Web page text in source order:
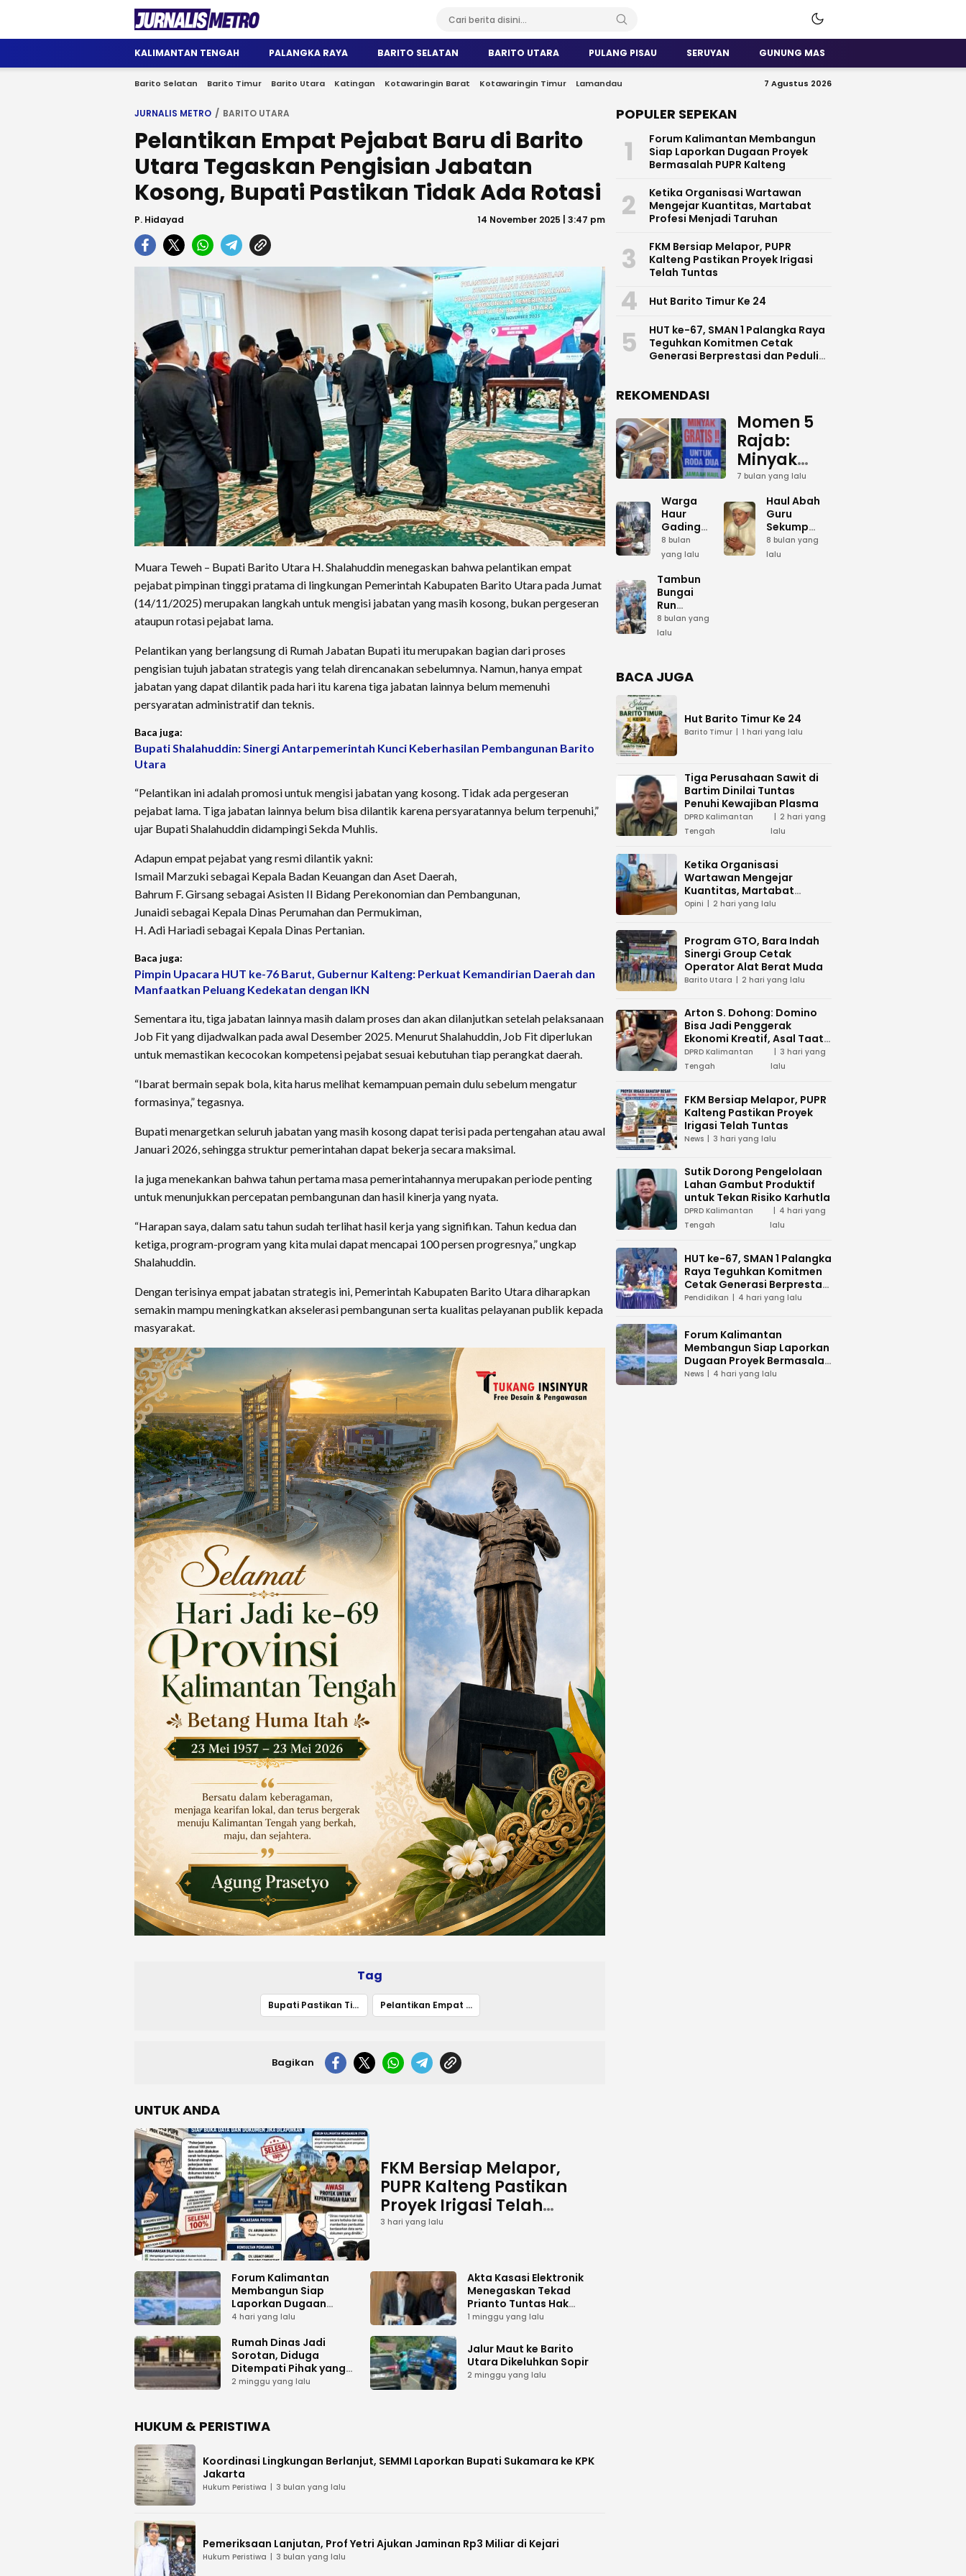
Jurnalis Metro
Satu Wadah Informasi
KALIMANTAN TENGAH PALANGKA RAYA BARITO SELATAN BARITO UTARA PULANG PISAU SERUYAN GUNUNG MAS
Barito Selatan Barito Timur Barito Utara Katingan Kotawaringin Barat Kotawaringin Timur Lamandau 7 Agustus 2026
JURNALIS METRO BARITO UTARA
Pelantikan Empat Pejabat Baru di Barito
Utara Tegaskan Pengisian Jabatan
Kosong, Bupati Pastikan Tidak Ada Rotasi
P. Hidayad 14 November 2025 | 3:47 pm
Muara Teweh – Bupati Barito Utara H. Shalahuddin menegaskan bahwa pelantikan empat
pejabat pimpinan tinggi pratama di lingkungan Pemerintah Kabupaten Barito Utara pada Jumat
(14/11/2025) merupakan langkah untuk mengisi jabatan yang masih kosong, bukan pergeseran
ataupun rotasi pejabat lama.
Pelantikan yang berlangsung di Rumah Jabatan Bupati itu merupakan bagian dari proses
pengisian tujuh jabatan strategis yang telah direncanakan sebelumnya. Namun, hanya empat
jabatan yang dapat dilantik pada hari itu karena tiga jabatan lainnya belum memenuhi
persyaratan administratif dan teknis.
Baca juga:
Bupati Shalahuddin: Sinergi Antarpemerintah Kunci Keberhasilan Pembangunan Barito
Utara
“Pelantikan ini adalah promosi untuk mengisi jabatan yang kosong. Tidak ada pergeseran
pejabat lama. Tiga jabatan lainnya belum bisa dilantik karena persyaratannya belum terpenuhi,”
ujar Bupati Shalahuddin didampingi Sekda Muhlis.
Adapun empat pejabat yang resmi dilantik yakni:
Ismail Marzuki sebagai Kepala Badan Keuangan dan Aset Daerah,
Bahrum F. Girsang sebagai Asisten II Bidang Perekonomian dan Pembangunan,
Junaidi sebagai Kepala Dinas Perumahan dan Permukiman,
H. Adi Hariadi sebagai Kepala Dinas Pertanian.
Baca juga:
Pimpin Upacara HUT ke-76 Barut, Gubernur Kalteng: Perkuat Kemandirian Daerah dan
Manfaatkan Peluang Kedekatan dengan IKN
Sementara itu, tiga jabatan lainnya masih dalam proses dan akan dilanjutkan setelah pelaksanaan
Job Fit yang dijadwalkan pada awal Desember 2025. Menurut Shalahuddin, Job Fit diperlukan
untuk memastikan kecocokan kompetensi pejabat sesuai kebutuhan tiap perangkat daerah.
“Ibarat bermain sepak bola, kita harus melihat kemampuan pemain dulu sebelum mengatur
formasinya,” tegasnya.
Bupati menargetkan seluruh jabatan yang masih kosong dapat terisi pada pertengahan atau awal
Januari 2026, sehingga struktur pemerintahan dapat bekerja secara maksimal.
Ia juga menekankan bahwa tahun pertama masa pemerintahannya merupakan periode penting
untuk menunjukkan percepatan pembangunan dan hasil kinerja yang nyata.
“Harapan saya, dalam satu tahun sudah terlihat hasil kerja yang signifikan. Tahun kedua dan
ketiga, program-program yang kita mulai dapat mencapai 100 persen progresnya,” ungkap
Shalahuddin.
Dengan terisinya empat jabatan strategis ini, Pemerintah Kabupaten Barito Utara diharapkan
semakin mampu meningkatkan akselerasi pembangunan serta kualitas pelayanan publik kepada
masyarakat.
Tag
Bupati Pastikan Tidak Ada Rotasi Pelantikan Empat Pejabat Baru di Barito Utara Tegaskan Pengisian Jabatan Kosong
Bagikan
UNTUK ANDA
FKM Bersiap Melapor,
PUPR Kalteng Pastikan
Proyek Irigasi Telah
Tuntas
3 hari yang lalu
Forum Kalimantan
Membangun Siap
Laporkan Dugaan
Proyek Bermasalah
4 hari yang lalu
Akta Kasasi Elektronik
Menegaskan Tekad
Prianto Tuntas Hak
Lahan ke Mahkamah
1 minggu yang lalu
Rumah Dinas Jadi
Sorotan, Diduga
Ditempati Pihak yang
Tak Berhak
2 minggu yang lalu
Jalur Maut ke Barito
Utara Dikeluhkan Sopir
2 minggu yang lalu
HUKUM & PERISTIWA
Koordinasi Lingkungan Berlanjut, SEMMI Laporkan Bupati Sukamara ke KPK
Jakarta
Hukum Peristiwa 3 bulan yang lalu
Pemeriksaan Lanjutan, Prof Yetri Ajukan Jaminan Rp3 Miliar di Kejari
Hukum Peristiwa 3 bulan yang lalu
POPULER SEPEKAN
1
Forum Kalimantan Membangun
Siap Laporkan Dugaan Proyek
Bermasalah PUPR Kalteng
2
Ketika Organisasi Wartawan
Mengejar Kuantitas, Martabat
Profesi Menjadi Taruhan
3
FKM Bersiap Melapor, PUPR
Kalteng Pastikan Proyek Irigasi
Telah Tuntas
4 Hut Barito Timur Ke 24
5
HUT ke-67, SMAN 1 Palangka Raya
Teguhkan Komitmen Cetak
Generasi Berprestasi dan Peduli
REKOMENDASI
Momen 5
Rajab:
Minyak
Gratis
dan Cinta
yang
Terus
Mengalir
7 bulan yang lalu
Warga
Haur
Gading
Siapkan
Bumbu
Umum
Sambut 5
Rajab di
Sekumpul
8 bulan
yang lalu
Haul Abah
Guru
Sekumpul:
Ketika
Lautan
8 bulan yang
lalu
Tambun
Bungai
Run
Meriahkan
Hari Bela
Juang TNI
AD di
Palangka
Raya
8 bulan yang
lalu
BACA JUGA
Hut Barito Timur Ke 24
Barito Timur 1 hari yang lalu
Tiga Perusahaan Sawit di
Bartim Dinilai Tuntas
Penuhi Kewajiban Plasma
DPRD Kalimantan
Tengah
2 hari yang
lalu
Ketika Organisasi
Wartawan Mengejar
Kuantitas, Martabat
Profesi Menjadi Taruhan
Opini 2 hari yang lalu
Program GTO, Bara Indah
Sinergi Group Cetak
Operator Alat Berat Muda
Barito Utara 2 hari yang lalu
Arton S. Dohong: Domino
Bisa Jadi Penggerak
Ekonomi Kreatif, Asal Taat
Aturan
DPRD Kalimantan
Tengah
3 hari yang
lalu
FKM Bersiap Melapor, PUPR
Kalteng Pastikan Proyek
Irigasi Telah Tuntas
News 3 hari yang lalu
Sutik Dorong Pengelolaan
Lahan Gambut Produktif
untuk Tekan Risiko Karhutla
DPRD Kalimantan
Tengah
4 hari yang
lalu
HUT ke-67, SMAN 1 Palangka
Raya Teguhkan Komitmen
Cetak Generasi Berprestasi
dan Peduli Lingkunga
Pendidikan 4 hari yang lalu
Forum Kalimantan
Membangun Siap Laporkan
Dugaan Proyek Bermasalah
PUPR Kalteng
News 4 hari yang lalu